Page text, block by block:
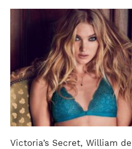
Victoria’s Secret, William